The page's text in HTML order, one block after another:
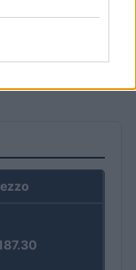
Regione